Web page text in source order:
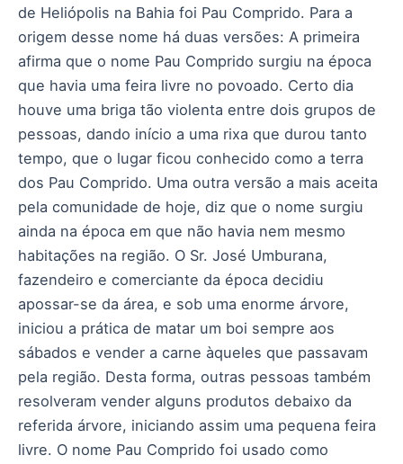
de Heliópolis na Bahia foi Pau Comprido. Para a
origem desse nome há duas versões: A primeira
afirma que o nome Pau Comprido surgiu na época
que havia uma feira livre no povoado. Certo dia
houve uma briga tão violenta entre dois grupos de
pessoas, dando início a uma rixa que durou tanto
tempo, que o lugar ficou conhecido como a terra
dos Pau Comprido. Uma outra versão a mais aceita
pela comunidade de hoje, diz que o nome surgiu
ainda na época em que não havia nem mesmo
habitações na região. O Sr. José Umburana,
fazendeiro e comerciante da época decidiu
apossar-se da área, e sob uma enorme árvore,
iniciou a prática de matar um boi sempre aos
sábados e vender a carne àqueles que passavam
pela região. Desta forma, outras pessoas também
resolveram vender alguns produtos debaixo da
referida árvore, iniciando assim uma pequena feira
livre. O nome Pau Comprido foi usado como